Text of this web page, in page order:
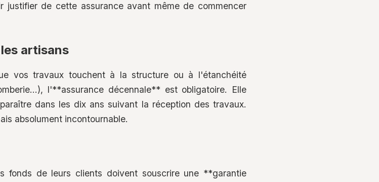
justifier de cette assurance avant même de commencer
artisans
vos travaux touchent à la structure ou à l'étanchéité
l'**assurance décennale** est obligatoire. Elle
dans les dix ans suivant la réception des travaux.
absolument incontournable.
fonds de leurs clients doivent souscrire une **garantie